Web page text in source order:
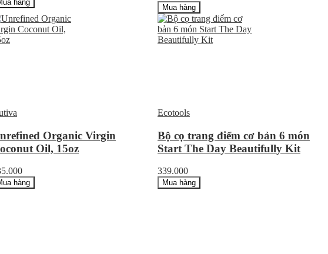
hàng
Mua hàng
Organic Virgin
Oil, 15oz
hàng
Ecotools
Bộ cọ trang điểm cơ bản 6 món
Start The Day Beautifully Kit
339.000
Mua hàng